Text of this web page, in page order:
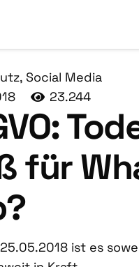
, Social Media
23.244
für
ist es